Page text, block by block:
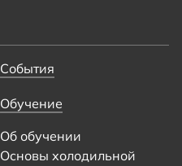
События
Обучение
Об обучении
Основы холодильной